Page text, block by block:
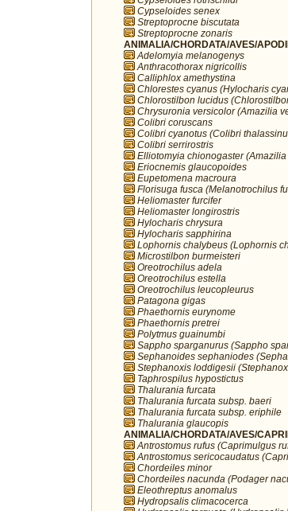
Cypseloides senex
Streptoprocne biscutata
Streptoprocne zonaris
ANIMALIA/CHORDATA/AVES/
Adelomyia melanogenys
Anthracothorax nigricollis
Calliphlox amethystina
Chlorestes cyanus (Hylocharis
Chlorostilbon lucidus
Chrysuronia versicolor (Amazilia
Colibri coruscans
Colibri cyanotus (Colibri
Colibri serrirostris
Elliotomyia chionogaster
Eriocnemis glaucopoides
Eupetomena macroura
Florisuga fusca (Melanotrochilus
Heliomaster furcifer
Heliomaster longirostris
Hylocharis chrysura
Hylocharis sapphirina
Lophornis chalybeus (Lophornis
Microstilbon burmeisteri
Oreotrochilus adela
Oreotrochilus estella
Oreotrochilus leucopleurus
Patagona gigas
Phaethornis eurynome
Phaethornis pretrei
Polytmus guainumbi
Sappho sparganurus (Sappho
Sephanoides sephaniodes
Stephanoxis loddigesii
Taphrospilus hypostictus
Thalurania furcata
Thalurania furcata subsp. baeri
Thalurania furcata subsp. eriphile
Thalurania glaucopis
ANIMALIA/CHORDATA/AVES/
Antrostomus rufus (Caprimulgus
Antrostomus sericocaudatus
Chordeiles minor
Chordeiles nacunda (Podager
Eleothreptus anomalus
Hydropsalis climacocerca